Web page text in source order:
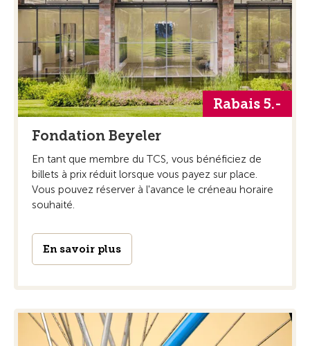
Rabais 5.-
Fondation Beyeler
En tant que membre du TCS, vous bénéficiez de
billets à prix réduit lorsque vous payez sur place.
Vous pouvez réserver à l'avance le créneau horaire
souhaité.
En savoir plus